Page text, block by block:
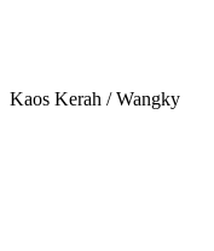
Kaos Kerah / Wangky